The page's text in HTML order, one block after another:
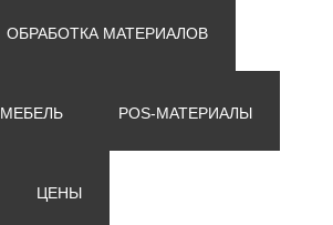
ОБРАБОТКА МАТЕРИАЛОВ
МЕБЕЛЬ POS-МАТЕРИАЛЫ
ЦЕНЫ